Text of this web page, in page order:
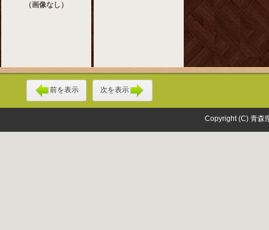
（画像なし）
前を表示 次を表示
Copyright (C) 青森